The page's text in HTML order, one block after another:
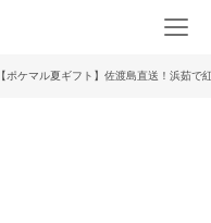
【ポケマル夏ギフト】佐渡島直送！浜茹